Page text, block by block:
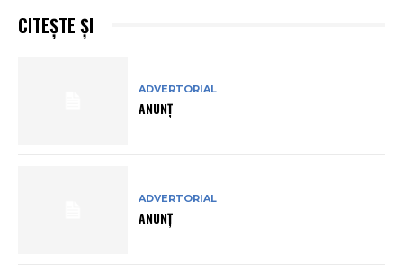
CITEȘTE ȘI
ADVERTORIAL
ANUNȚ
ADVERTORIAL
ANUNȚ